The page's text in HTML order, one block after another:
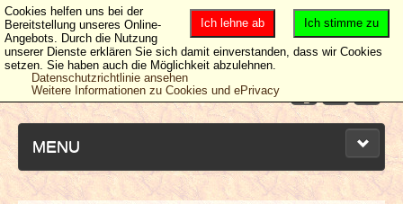
MENU
Ich stimme zu
Ich lehne ab
Cookies helfen uns bei der
Bereitstellung unseres Online-
Angebots. Durch die Nutzung
unserer Dienste erklären Sie sich damit einverstanden, dass wir Cookies
setzen. Sie haben auch die Möglichkeit abzulehnen.
Datenschutzrichtlinie ansehen
Weitere Informationen zu Cookies und ePrivacy